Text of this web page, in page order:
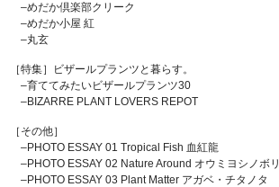
–めだか倶楽部クリーク
–めだか小屋 紅
–丸玄
［特集］ビザールプランツと暮らす。
–育ててみたいビザールプランツ30
–BIZARRE PLANT LOVERS REPOT
［その他］
–PHOTO ESSAY 01 Tropical Fish 血紅龍
–PHOTO ESSAY 02 Nature Around オウミヨシノボリ
–PHOTO ESSAY 03 Plant Matter アガベ・チタノタ